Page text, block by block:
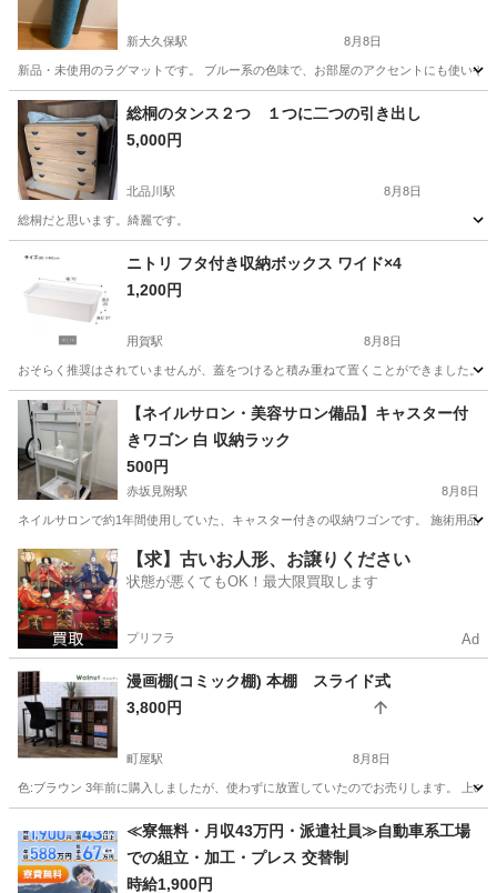
新大久保駅 8月8日
新品・未使用のラグマットです。 ブルー系の色味で、お部屋のアクセントにも使い
東京 新宿区 新大久保駅 カーペット/マット/ラグ 新品
総桐のタンス２つ １つに二つの引き出し
5,000円
北品川駅 8月8日
総桐だと思います。綺麗です。
東京 北品川駅 収納家具 タンス
ニトリ フタ付き収納ボックス ワイド×4
1,200円
用賀駅 8月8日
おそらく推奨はされていませんが、蓋をつけると積み重ねて置くことができました。
東京 世田谷区 用賀駅 収納家具
【ネイルサロン・美容サロン備品】キャスター付
きワゴン 白 収納ラック
500円
赤坂見附駅 8月8日
ネイルサロンで約1年間使用していた、キャスター付きの収納ワゴンです。 施術用品
東京 港区 赤坂見附駅 収納家具 ネイルサロン
【求】古いお人形、お譲りください
状態が悪くてもOK！最大限買取します
プリフラ Ad
漫画棚(コミック棚) 本棚 スライド式
3,800円
町屋駅 8月8日
色:ブラウン 3年前に購入しましたが、使わずに放置していたのでお売りします。 上の
町屋駅 収納家具 汚れ
≪寮無料・月収43万円・派遣社員≫自動車系工場
での組立・加工・プレス 交替制
時給1,900円